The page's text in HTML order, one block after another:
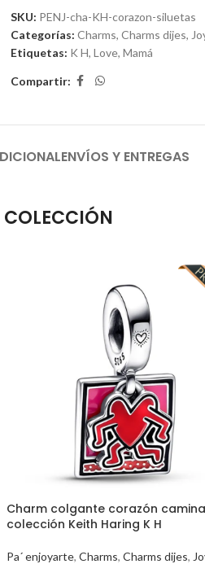
SKU: PENJ-cha-KH-corazon-siluetas
Categorías: Charms, Charms dijes,
Etiquetas: K H, Love, Mamá
Compartir:
ENVÍOS Y ENTREGAS
Charm colgante corazón
colección Keith Haring K H
Pa´ enjoyarte, Charms, Charms dijes,